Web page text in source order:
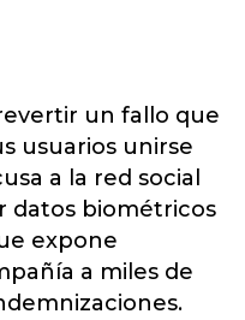
un fallo que
usuarios unirse
a la red social
datos biométricos
expone
a miles de